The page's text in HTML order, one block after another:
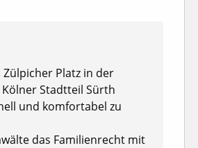
Platz in der
Stadtteil Sürth
und komfortabel zu
das Familien­recht mit